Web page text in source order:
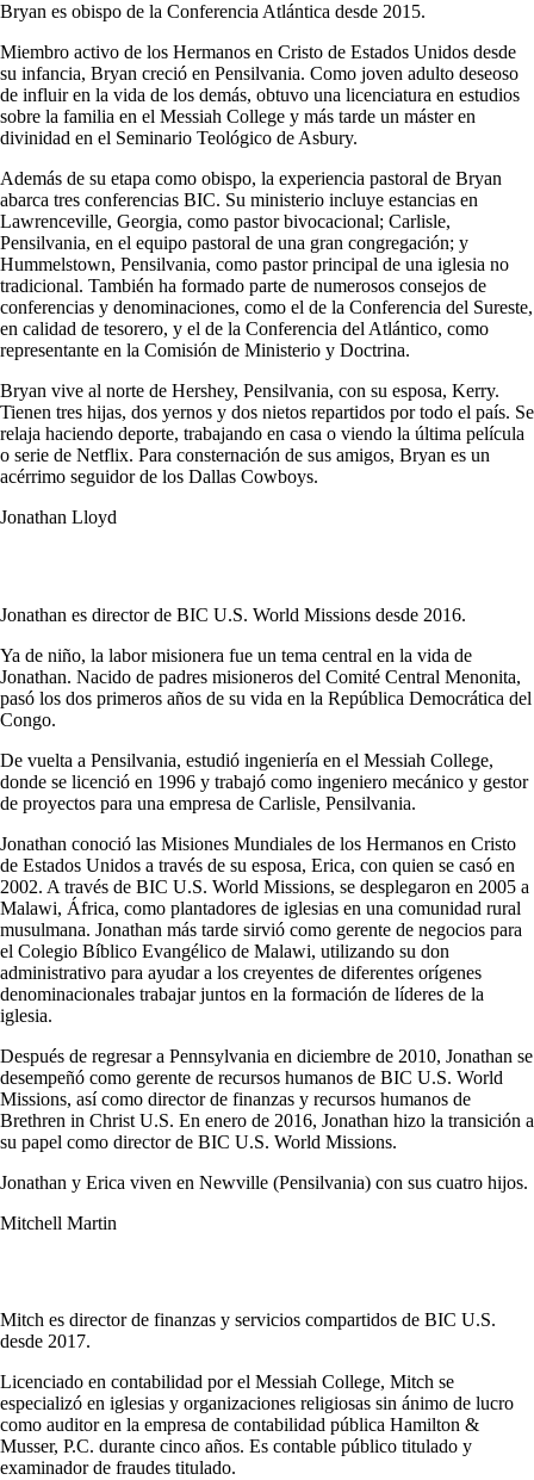
Bryan es obispo de la Conferencia Atlántica desde 2015.
Miembro activo de los Hermanos en Cristo de Estados Unidos desde
su infancia, Bryan creció en Pensilvania. Como joven adulto deseoso
de influir en la vida de los demás, obtuvo una licenciatura en estudios
sobre la familia en el Messiah College y más tarde un máster en
divinidad en el Seminario Teológico de Asbury.
Además de su etapa como obispo, la experiencia pastoral de Bryan
abarca tres conferencias BIC. Su ministerio incluye estancias en
Lawrenceville, Georgia, como pastor bivocacional; Carlisle,
Pensilvania, en el equipo pastoral de una gran congregación; y
Hummelstown, Pensilvania, como pastor principal de una iglesia no
tradicional. También ha formado parte de numerosos consejos de
conferencias y denominaciones, como el de la Conferencia del Sureste,
en calidad de tesorero, y el de la Conferencia del Atlántico, como
representante en la Comisión de Ministerio y Doctrina.
Bryan vive al norte de Hershey, Pensilvania, con su esposa, Kerry.
Tienen tres hijas, dos yernos y dos nietos repartidos por todo el país. Se
relaja haciendo deporte, trabajando en casa o viendo la última película
o serie de Netflix. Para consternación de sus amigos, Bryan es un
acérrimo seguidor de los Dallas Cowboys.
Jonathan Lloyd
Jonathan es director de BIC U.S. World Missions desde 2016.
Ya de niño, la labor misionera fue un tema central en la vida de
Jonathan. Nacido de padres misioneros del Comité Central Menonita,
pasó los dos primeros años de su vida en la República Democrática del
Congo.
De vuelta a Pensilvania, estudió ingeniería en el Messiah College,
donde se licenció en 1996 y trabajó como ingeniero mecánico y gestor
de proyectos para una empresa de Carlisle, Pensilvania.
Jonathan conoció las Misiones Mundiales de los Hermanos en Cristo
de Estados Unidos a través de su esposa, Erica, con quien se casó en
2002. A través de BIC U.S. World Missions, se desplegaron en 2005 a
Malawi, África, como plantadores de iglesias en una comunidad rural
musulmana. Jonathan más tarde sirvió como gerente de negocios para
el Colegio Bíblico Evangélico de Malawi, utilizando su don
administrativo para ayudar a los creyentes de diferentes orígenes
denominacionales trabajar juntos en la formación de líderes de la
iglesia.
Después de regresar a Pennsylvania en diciembre de 2010, Jonathan se
desempeñó como gerente de recursos humanos de BIC U.S. World
Missions, así como director de finanzas y recursos humanos de
Brethren in Christ U.S. En enero de 2016, Jonathan hizo la transición a
su papel como director de BIC U.S. World Missions.
Jonathan y Erica viven en Newville (Pensilvania) con sus cuatro hijos.
Mitchell Martin
Mitch es director de finanzas y servicios compartidos de BIC U.S.
desde 2017.
Licenciado en contabilidad por el Messiah College, Mitch se
especializó en iglesias y organizaciones religiosas sin ánimo de lucro
como auditor en la empresa de contabilidad pública Hamilton &
Musser, P.C. durante cinco años. Es contable público titulado y
examinador de fraudes titulado.